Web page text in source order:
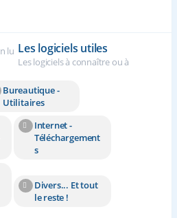
Les logiciels utiles
Les logiciels à connaître ou à
Bureautique -
Utilitaires
Internet -
Téléchargement
s
Divers... Et tout
le reste !